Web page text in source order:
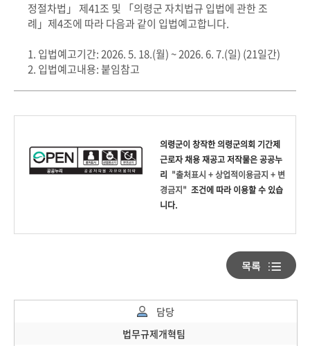
정절차법」 제41조 및 「의령군 자치법규 입법에 관한 조
례」제4조에 따라 다음과 같이 입법예고합니다.
1. 입법예고기간: 2026. 5. 18.(월) ~ 2026. 6. 7.(일) (21일간)
2. 입법예고내용: 붙임참고
의령군이 창작한의령군의회 기간제
근로자 채용 재공고저작물은 공공누
리 "출처표시 + 상업적이용금지 + 변
경금지" 조건에 따라 이용할 수 있습
니다.
담당
법무규제개혁팀